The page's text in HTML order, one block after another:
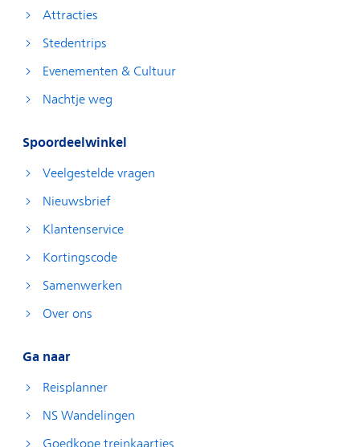
Attracties
Stedentrips
Evenementen & Cultuur
Nachtje weg
Spoordeelwinkel
Veelgestelde vragen
Nieuwsbrief
Klantenservice
Kortingscode
Samenwerken
Over ons
Ga naar
Reisplanner
NS Wandelingen
Goedkope treinkaartjes